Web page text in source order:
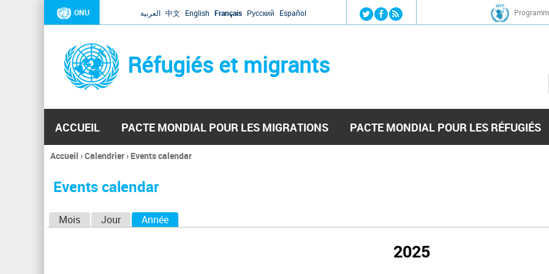
Jump to navigation
ONU العربية 中文 English Français Русский Español
Réfugiés et migrants
ACCUEIL PACTE MONDIAL POUR LES MIGRATIONS PACTE MONDIAL POUR LES RÉFUGIÉS
Vous
ici
Accueil ›Calendrier› Events calendar
Events calendar
Mois Jour Année
2025